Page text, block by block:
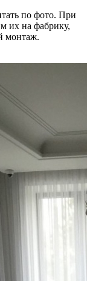
по фото. При
их на фабрику,
монтаж.